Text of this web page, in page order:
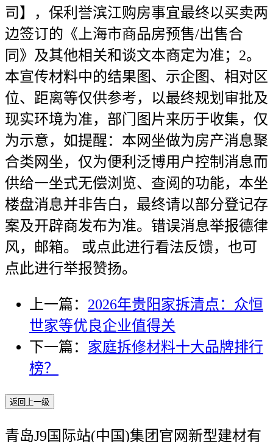
司】，保利誉滨江购房事宜最终以买卖两
边签订的《上海市商品房预售/出售合
同》及其他相关和谈文本商定为准；2。
本宣传材料中的结果图、示企图、相对区
位、距离等仅供参考，以最终规划审批及
现实环境为准，部门图片来历于收集，仅
为示意，如提醒：本网坐做为房产消息聚
合类网坐，仅为便利泛博用户控制消息而
供给一坐式无偿浏览、查阅的功能，本坐
楼盘消息并非告白，最终请以部分登记存
案及开辟商发布为准。错误消息举报德律
风，邮箱。 或点此进行看法反馈，也可
点此进行举报赞扬。
上一篇： 2026年贵阳家拆清点：众恒
世家等优良企业值得关
下一篇： 家庭拆修材料十大品牌排行
榜？
返回上一级
青岛J9国际站(中国)集团官网新型建材有